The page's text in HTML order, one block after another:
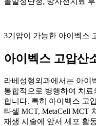
3기압이 가능한 아이벡스
아이벡스 고압산
라베성형외과에서는 아이
통합적으로 병행하여 치
합니다. 특히 아이벡스 고
타셀 MCT, MetaCell MCT
재생 시술에 앞서 세포 활